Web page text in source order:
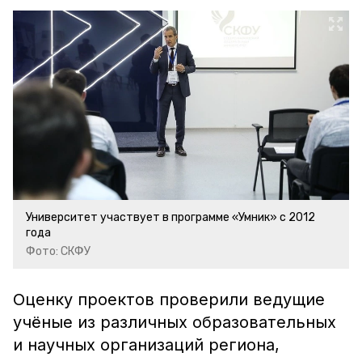
Университет участвует в программе «Умник» с 2012
года
Фото: СКФУ
Оценку проектов проверили ведущие
учёные из различных образовательных
и научных организаций региона,